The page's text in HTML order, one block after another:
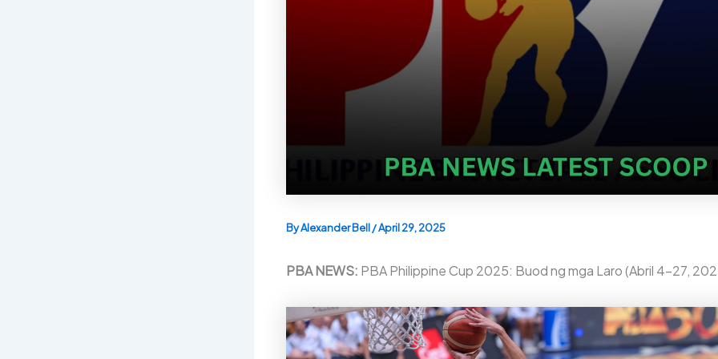
ByAlexander Bell/April 29, 2025
PBA NEWS: PBA Philippine Cup 2025: Buod ng mga Laro (Abril 4–27,